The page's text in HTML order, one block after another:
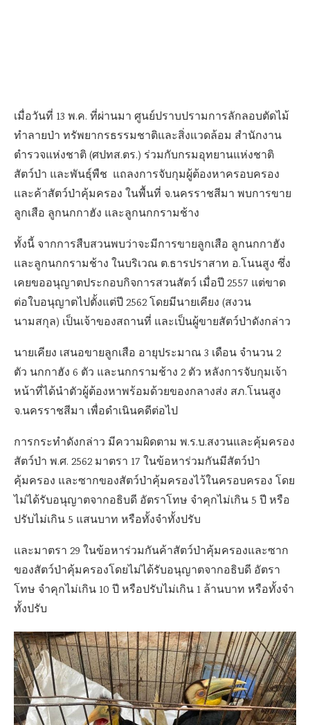
เมื่อวันที่ 13 พ.ค. ที่ผ่านมา ศูนย์ปราบปรามการลักลอบตัดไม้
ทำลายป่า ทรัพยากรธรรมชาติและสิ่งแวดล้อม สำนักงาน
ตำรวจแห่งชาติ (ศปทส.ตร.) ร่วมกับกรมอุทยานแห่งชาติ
สัตว์ป่า และพันธุ์พืช แถลงการจับกุมผู้ต้องหาครอบครอง
และค้าสัตว์ป่าคุ้มครอง ในพื้นที่ จ.นครราชสีมา พบการขาย
ลูกเสือ ลูกนกกาฮัง และลูกนกกรามช้าง
ทั้งนี้ จากการสืบสวนพบว่าจะมีการขายลูกเสือ ลูกนกกาฮัง
และลูกนกกรามช้าง ในบริเวณ ต.ธารปราสาท อ.โนนสูง ซึ่ง
เคยขออนุญาตประกอบกิจการสวนสัตว์ เมื่อปี 2557 แต่ขาด
ต่อใบอนุญาตไปตั้งแต่ปี 2562 โดยมีนายเคียง (สงวน
นามสกุล) เป็นเจ้าของสถานที่ และเป็นผู้ขายสัตว์ป่าดังกล่าว
นายเคียง เสนอขายลูกเสือ อายุประมาณ 3 เดือน จำนวน 2
ตัว นกกาฮัง 6 ตัว และนกกรามช้าง 2 ตัว หลังการจับกุมเจ้า
หน้าที่ได้นำตัวผู้ต้องหาพร้อมด้วยของกลางส่ง สภ.โนนสูง
จ.นครราชสีมา เพื่อดำเนินคดีต่อไป
การกระทำดังกล่าว มีความผิดตาม พ.ร.บ.สงวนและคุ้มครอง
สัตว์ป่า พ.ศ. 2562 มาตรา 17 ในข้อหาร่วมกันมีสัตว์ป่า
คุ้มครอง และซากของสัตว์ป่าคุ้มครองไว้ในครอบครอง โดย
ไม่ได้รับอนุญาตจากอธิบดี อัตราโทษ จำคุกไม่เกิน 5 ปี หรือ
ปรับไม่เกิน 5 แสนบาท หรือทั้งจำทั้งปรับ
และมาตรา 29 ในข้อหาร่วมกันค้าสัตว์ป่าคุ้มครองและซาก
ของสัตว์ป่าคุ้มครองโดยไม่ได้รับอนุญาตจากอธิบดี อัตรา
โทษ จำคุกไม่เกิน 10 ปี หรือปรับไม่เกิน 1 ล้านบาท หรือทั้งจำ
ทั้งปรับ